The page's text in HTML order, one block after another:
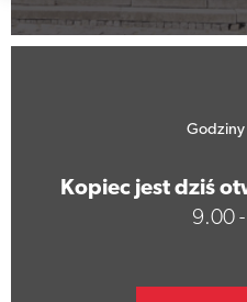
Godziny
Kopiec jest dziś
9.00